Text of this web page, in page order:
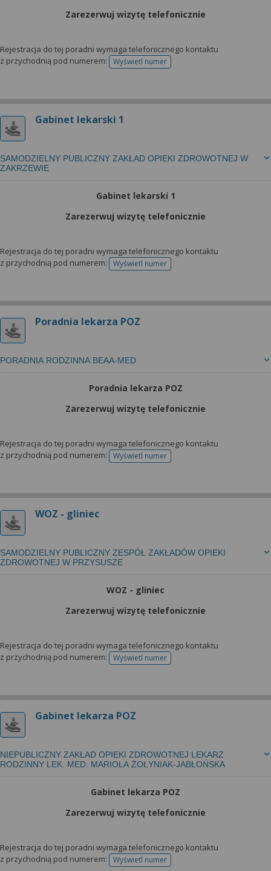
Zarezerwuj wizytę telefonicznie
Rejestracja do tej poradni wymaga telefonicznego kontaktu
z przychodnią pod numerem:
Wyświetl numertelefonu do rejestracji
Gabinet lekarski 1
SAMODZIELNY PUBLICZNY ZAKŁAD OPIEKI ZDROWOTNEJ W
ZAKRZEWIE
Gabinet lekarski 1
Zarezerwuj wizytę telefonicznie
Rejestracja do tej poradni wymaga telefonicznego kontaktu
z przychodnią pod numerem:
Wyświetl numertelefonu do rejestracji
Poradnia lekarza POZ
PORADNIA RODZINNA BEAA-MED
Poradnia lekarza POZ
Zarezerwuj wizytę telefonicznie
Rejestracja do tej poradni wymaga telefonicznego kontaktu
z przychodnią pod numerem:
Wyświetl numertelefonu do rejestracji
WOZ - gliniec
SAMODZIELNY PUBLICZNY ZESPÓŁ ZAKŁADÓW OPIEKI
ZDROWOTNEJ W PRZYSUSZE
WOZ - gliniec
Zarezerwuj wizytę telefonicznie
Rejestracja do tej poradni wymaga telefonicznego kontaktu
z przychodnią pod numerem:
Wyświetl numertelefonu do rejestracji
Gabinet lekarza POZ
NIEPUBLICZNY ZAKŁAD OPIEKI ZDROWOTNEJ LEKARZ
RODZINNY LEK. MED. MARIOLA ŻOŁYNIAK-JABŁOŃSKA
Gabinet lekarza POZ
Zarezerwuj wizytę telefonicznie
Rejestracja do tej poradni wymaga telefonicznego kontaktu
z przychodnią pod numerem:
Wyświetl numertelefonu do rejestracji